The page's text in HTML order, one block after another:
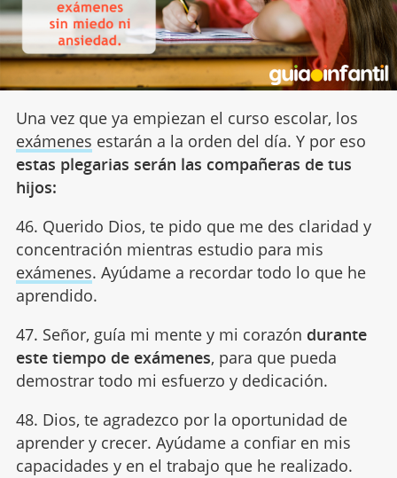
Una vez que ya empiezan el curso escolar, los
exámenes estarán a la orden del día. Y por eso
estas plegarias serán las compañeras de tus
hijos:
46. Querido Dios, te pido que me des claridad y
concentración mientras estudio para mis
exámenes. Ayúdame a recordar todo lo que he
aprendido.
47. Señor, guía mi mente y mi corazón durante
este tiempo de exámenes, para que pueda
demostrar todo mi esfuerzo y dedicación.
48. Dios, te agradezco por la oportunidad de
aprender y crecer. Ayúdame a confiar en mis
capacidades y en el trabajo que he realizado.